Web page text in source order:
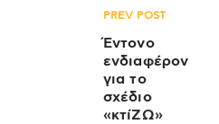
Πλοήγηση
άρθρων
PREV POST
Έντονο
ενδιαφέρον
για το
σχέδιο
«κτίΖΩ»